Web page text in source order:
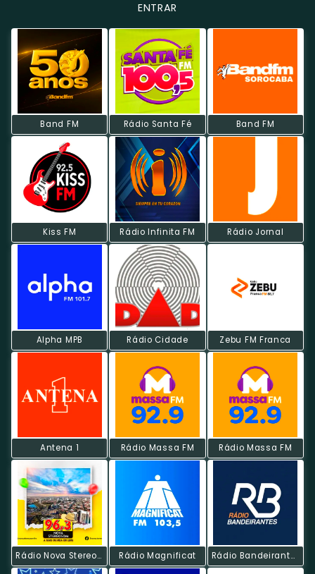
ENTRAR
Band FM Rádio Santa Fé Band FM
Kiss FM Rádio Infinita FM Rádio Jornal
Alpha MPB Rádio Cidade Zebu FM Franca
Antena 1 Rádio Massa FM Rádio Massa FM
Rádio Nova Stereosom Rádio Magnificat Rádio Bandeirantes FM